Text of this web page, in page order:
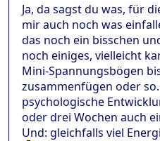
Ja, da sagst du was, für
mir auch noch was
das noch ein bisschen
noch einiges, vielleicht
Mini-Spannungsbögen
zusammenfügen oder
psychologische
oder drei Wochen auch
Und: gleichfalls viel